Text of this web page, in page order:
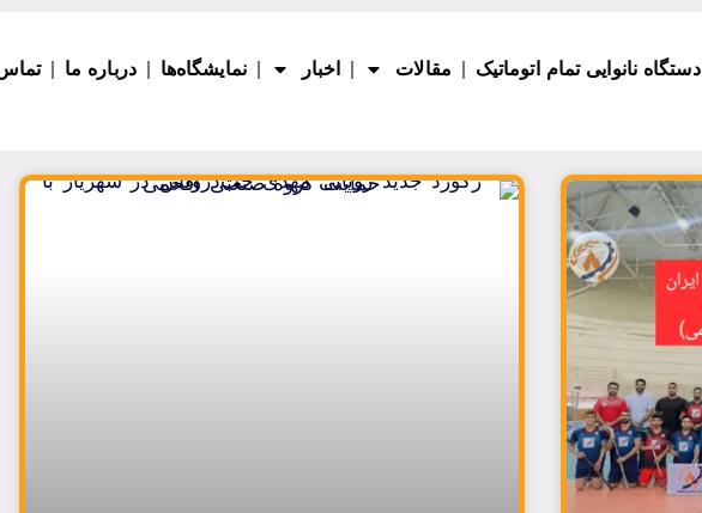
دستگاه نانوایی تمام اتوماتیک مقالات اخبار نمایشگاه‌ها درباره ما